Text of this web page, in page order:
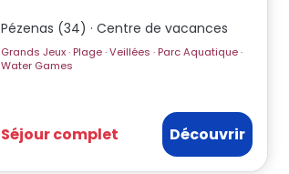
Pézenas (34) · Centre de vacances
Grands Jeux · Plage · Veillées · Parc Aquatique ·
Water Games
Séjour complet Découvrir